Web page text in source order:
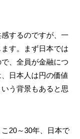
するのですが、一
す。まず日本では
、全員が金融につ
日本人は円の価値
う背景もあると思
20～30年、日本で